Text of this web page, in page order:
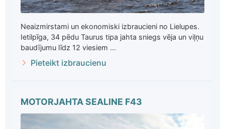
Neaizmirstami un ekonomiski izbraucieni no Lielupes.
Ietilpīga, 34 pēdu Taurus tipa jahta sniegs vēja un viļņu
baudījumu līdz 12 viesiem ...
Pieteikt izbraucienu
MOTORJAHTA SEALINE F43